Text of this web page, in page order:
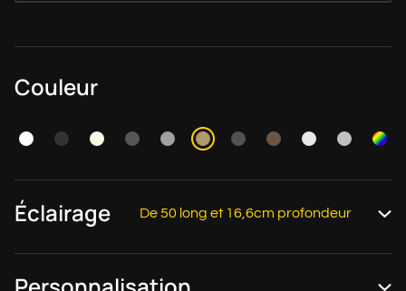
Couleur
Éclairage De 50 long et 16,6cm profondeur